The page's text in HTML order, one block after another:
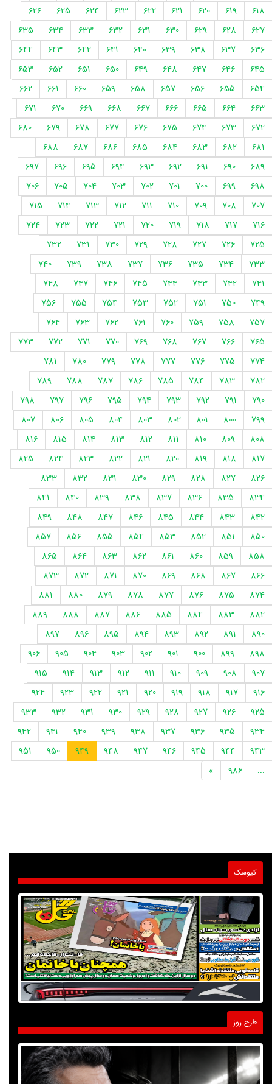
618
619
620
621
622
623
624
625
626
627
628
629
630
631
632
633
634
635
636
637
638
639
640
641
642
643
644
645
646
647
648
649
650
651
652
653
654
655
656
657
658
659
660
661
662
663
664
665
666
667
668
669
670
671
672
673
674
675
676
677
678
679
680
681
682
683
684
685
686
687
688
689
690
691
692
693
694
695
696
697
698
699
700
701
702
703
704
705
706
707
708
709
710
711
712
713
714
715
716
717
718
719
720
721
722
723
724
725
726
727
728
729
730
731
732
733
734
735
736
737
738
739
740
741
742
743
744
745
746
747
748
749
750
751
752
753
754
755
756
757
758
759
760
761
762
763
764
765
766
767
768
769
770
771
772
773
774
775
776
777
778
779
780
781
782
783
784
785
786
787
788
789
790
791
792
793
794
795
796
797
798
799
800
801
802
803
804
805
806
807
808
809
810
811
812
813
814
815
816
817
818
819
820
821
822
823
824
825
826
827
828
829
830
831
832
833
834
835
836
837
838
839
840
841
842
843
844
845
846
847
848
849
850
851
852
853
854
855
856
857
858
859
860
861
862
863
864
865
866
867
868
869
870
871
872
873
874
875
876
877
878
879
880
881
882
883
884
885
886
887
888
889
890
891
892
893
894
895
896
897
898
899
900
901
902
903
904
905
906
907
908
909
910
911
912
913
914
915
916
917
918
919
920
921
922
923
924
925
926
927
928
929
930
931
932
933
934
935
936
937
938
939
940
941
942
943
944
945
946
947
948
949
950
951
...
986
»
کیوسک
طرح روز